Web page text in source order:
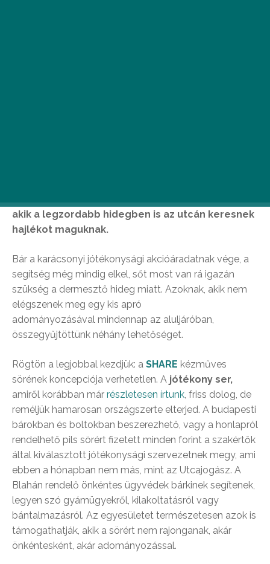
akik a legzordabb hidegben is az utcán keresnek
hajlékot maguknak.
Bár a karácsonyi jótékonysági akcióáradatnak vége, a
segítség még mindig elkel, sőt most van rá igazán
szükség a dermesztő hideg miatt. Azoknak, akik nem
elégszenek meg egy kis apró
adományozásával mindennap az aluljáróban,
összegyűjtöttünk néhány lehetőséget.
Rögtön a legjobbal kezdjük: a SHARE kézműves
sörének koncepciója verhetetlen. A jótékony ser,
amiről korábban már részletesen írtunk, friss dolog, de
reméljük hamarosan országszerte elterjed. A budapesti
bárokban és boltokban beszerezhető, vagy a honlapról
rendelhető pils sörért fizetett minden forint a szakértők
által kiválasztott jótékonysági szervezetnek megy, ami
ebben a hónapban nem más, mint az Utcajogász. A
Blahán rendelő önkéntes ügyvédek bárkinek segítenek,
legyen szó gyámügyekről, kilakoltatásról vagy
bántalmazásról. Az egyesületet természetesen azok is
támogathatják, akik a sörért nem rajonganak, akár
önkéntesként, akár adományozással.